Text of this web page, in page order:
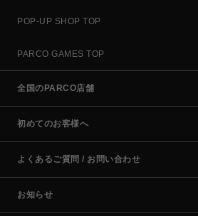
POP-UP SHOP TOP
PARCO GAMES TOP
全国のPARCO店舗
初めてのお客様へ
よくあるご質問 / お問い合わせ
お知らせ